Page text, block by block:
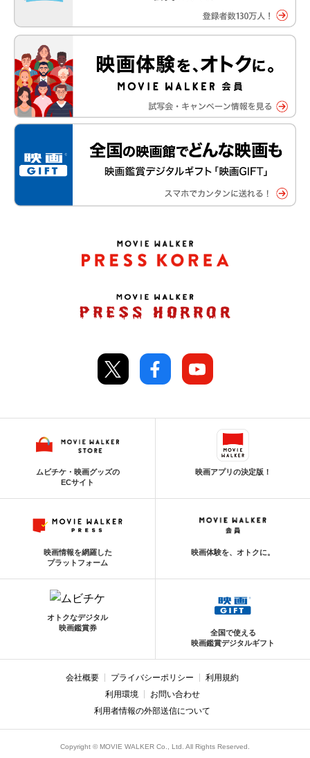
ムビチケ・映画グッズの
ECサイト
映画アプリの決定版！
映画情報を網羅した
プラットフォーム
映画体験を、オトクに。
オトクなデジタル
映画鑑賞券
全国で使える
映画鑑賞デジタルギフト
会社概要 プライバシーポリシー
利用規約
利用環境
お問い合わせ
利用者情報の外部送信について
Copyright © MOVIE WALKER Co., Ltd. All Rights Reserved.